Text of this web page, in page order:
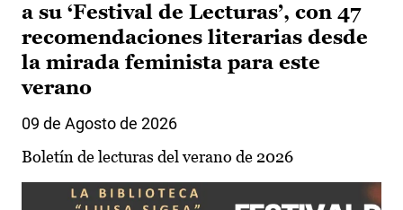
a su ‘Festival de Lecturas’, con 47
recomendaciones literarias desde
la mirada feminista para este
verano
09 de Agosto de 2026
Boletín de lecturas del verano de 2026